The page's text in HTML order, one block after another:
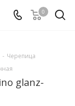
0
- Черепица
glanz-